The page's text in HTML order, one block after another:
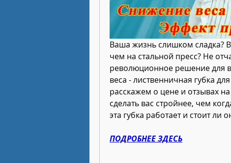
Ваша жизнь слишком сладка?
чем на стальной пресс? Не
революционное решение для
веса - лиственничная губка
расскажем о цене и отзывах
сделать вас стройнее, чем
эта губка работает и стоит ли
ПОДРОБНЕЕ ЗДЕСЬ